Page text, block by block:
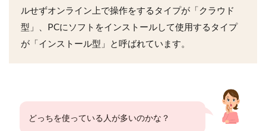
ルせずオンライン上で操作をするタイプが「クラウド
型」、PCにソフトをインストールして使用するタイプ
が「インストール型」と呼ばれています。
どっちを使っている人が多いのかな？